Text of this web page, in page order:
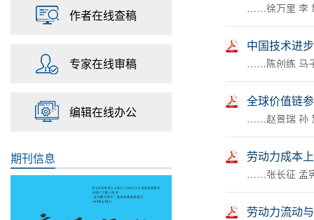
作者在线查稿
专家在线审稿
编辑在线办公
期刊信息
……徐万里 李
中国技术进
……陈创练 马
全球价值链
……赵景瑞 孙
劳动力成本
……张长征 孟
劳动力流动